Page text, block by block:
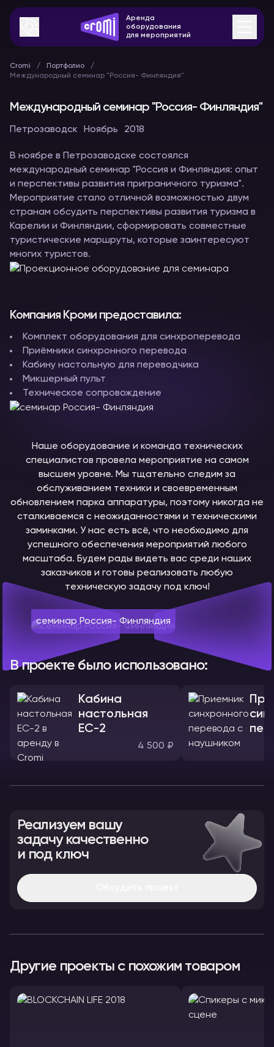
Аренда
оборудования
для мероприятий
Cromi
Портфолио
Международный семинар "Россия- Финляндия"
Международный семинар "Россия- Финляндия"
Петрозаводск Ноябрь 2018
В ноябре в Петрозаводске состоялся
международный семинар "Россия и Финляндия: опыт
и перспективы развития приграничного туризма".
Мероприятие стало отличной возможностью двум
странам обсудить перспективы развития туризма в
Карелии и Финляндии, сформировать совместные
туристические маршруты, которые заинтересуют
многих туристов.
Компания Кроми предоставила:
Комплект оборудования для синхроперевода
Приёмники синхронного перевода
Кабину настольную для переводчика
Микшерный пульт
Техническое сопровождение
Наше оборудование и команда технических
специалистов провела мероприятие на самом
высшем уровне. Мы тщательно следим за
обслуживанием техники и своевременным
обновлением парка аппаратуры, поэтому никогда не
сталкиваемся с неожиданностями и техническими
заминками. У нас есть всё, что необходимо для
успешного обеспечения мероприятий любого
масштаба. Будем рады видеть вас среди наших
заказчиков и готовы реализовать любую
техническую задачу под ключ!
семинар Россия- Финляндия
В проекте было использовано:
Кабина
настольная
ЕС-2
4 500 ₽
Реализуем вашу
задачу качественно
и под ключ
Другие проекты с похожим товаром